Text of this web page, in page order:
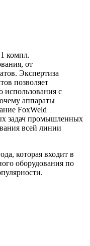
компл.
от
Экспертиза
позволяет
использования с
аппараты
FoxWeld
задач промышленных
всей линии
которая входит в
оборудования по